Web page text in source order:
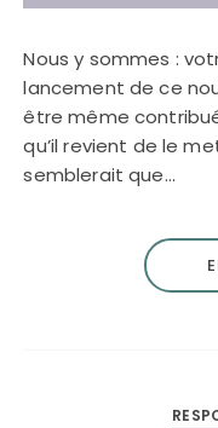
Nous y sommes :
lancement de ce
être même
qu’il revient de le
semblerait que…